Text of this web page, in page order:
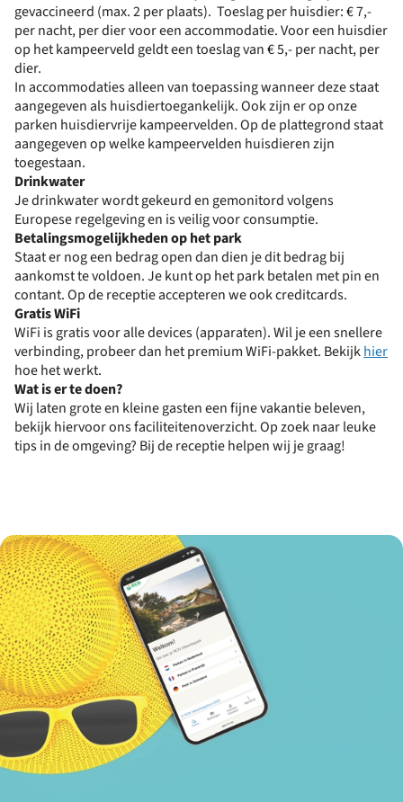
gevaccineerd (max. 2 per plaats). Toeslag per huisdier: € 7,-
per nacht, per dier voor een accommodatie. Voor een huisdier
op het kampeerveld geldt een toeslag van € 5,- per nacht, per
dier.
In accommodaties alleen van toepassing wanneer deze staat
aangegeven als huisdiertoegankelijk. Ook zijn er op onze
parken huisdiervrije kampeervelden. Op de plattegrond staat
aangegeven op welke kampeervelden huisdieren zijn
toegestaan.
Drinkwater
Je drinkwater wordt gekeurd en gemonitord volgens
Europese regelgeving en is veilig voor consumptie.
Betalingsmogelijkheden op het park
Staat er nog een bedrag open dan dien je dit bedrag bij
aankomst te voldoen. Je kunt op het park betalen met pin en
contant. Op de receptie accepteren we ook creditcards.
Gratis WiFi
WiFi is gratis voor alle devices (apparaten). Wil je een snellere
verbinding, probeer dan het premium WiFi-pakket. Bekijkhier
hoe het werkt.
Wat is er te doen?
Wij laten grote en kleine gasten een fijne vakantie beleven,
bekijk hiervoor ons faciliteitenoverzicht. Op zoek naar leuke
tips in de omgeving? Bij de receptie helpen wij je graag!